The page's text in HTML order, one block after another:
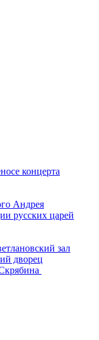
концерта
Андрея
русских царей
зал
дворец